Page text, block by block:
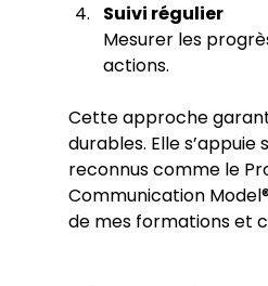
Suivi régulier
Mesurer les
actions.
Cette approche
durables. Elle s’appuie
reconnus comme le
Communication
de mes formations et